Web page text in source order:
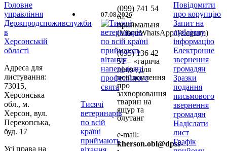
Головне
управління
Держпродспоживслужби
в
Херсонській
області
Адреса для
листування:
73015,
Херсонська
обл., м.
Херсон, вул.
Перекопська,
буд. 17
Усі права на
07.08.2026
Тисячі
ветеринарів
по всій
країні
приймають
(099) 741 54
62 –
приймальня
(Viber/WhatsApp/Telegram)
(095) 136 42
51 – «гаряча
лінія» для
повідомлення
про
захворювання
тварин на
ящур та
блутанг
e-mail:
kherson.obl@dpss-
Повідомити
про корупцію
Запит на
публічну
інформацію
Електронне
звернення
громадян
Зразки
подання
письмового
звернення
громадян
Надіслати
лист
Графік